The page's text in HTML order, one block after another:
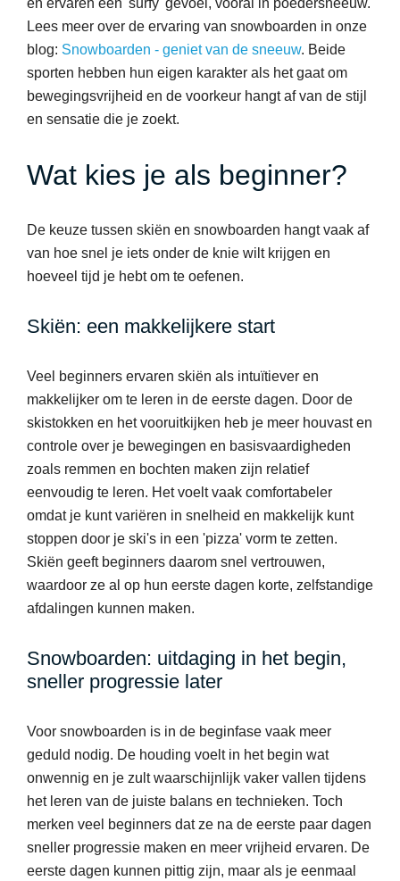
en ervaren een 'surfy' gevoel, vooral in poedersneeuw.
Lees meer over de ervaring van snowboarden in onze
blog: Snowboarden - geniet van de sneeuw. Beide
sporten hebben hun eigen karakter als het gaat om
bewegingsvrijheid en de voorkeur hangt af van de stijl
en sensatie die je zoekt.
Wat kies je als beginner?
De keuze tussen skiën en snowboarden hangt vaak af
van hoe snel je iets onder de knie wilt krijgen en
hoeveel tijd je hebt om te oefenen.
Skiën: een makkelijkere start
Veel beginners ervaren skiën als intuïtiever en
makkelijker om te leren in de eerste dagen. Door de
skistokken en het vooruitkijken heb je meer houvast en
controle over je bewegingen en basisvaardigheden
zoals remmen en bochten maken zijn relatief
eenvoudig te leren. Het voelt vaak comfortabeler
omdat je kunt variëren in snelheid en makkelijk kunt
stoppen door je ski's in een 'pizza' vorm te zetten.
Skiën geeft beginners daarom snel vertrouwen,
waardoor ze al op hun eerste dagen korte, zelfstandige
afdalingen kunnen maken.
Snowboarden: uitdaging in het begin,
sneller progressie later
Voor snowboarden is in de beginfase vaak meer
geduld nodig. De houding voelt in het begin wat
onwennig en je zult waarschijnlijk vaker vallen tijdens
het leren van de juiste balans en technieken. Toch
merken veel beginners dat ze na de eerste paar dagen
sneller progressie maken en meer vrijheid ervaren. De
eerste dagen kunnen pittig zijn, maar als je eenmaal